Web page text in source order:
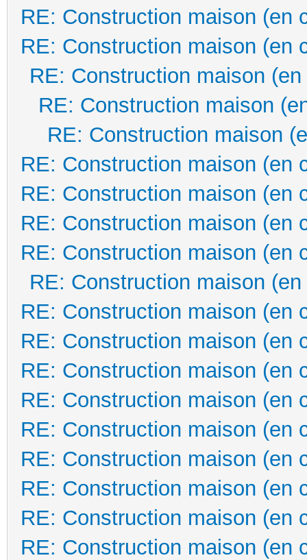
RE: Construction maison (en
RE: Construction maison (en
RE: Construction maison
RE: Construction maison
RE: Construction maison
RE: Construction maison (en
RE: Construction maison (en
RE: Construction maison (en
RE: Construction maison (en
RE: Construction maison
RE: Construction maison (en
RE: Construction maison (en
RE: Construction maison (en
RE: Construction maison (en
RE: Construction maison (en
RE: Construction maison (en
RE: Construction maison (en
RE: Construction maison (en
RE: Construction maison (en